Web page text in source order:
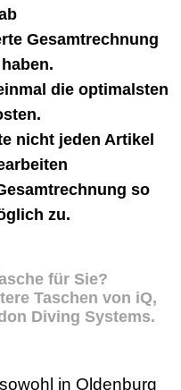
Gesamtrechnung
die optimalsten
nicht jeden Artikel
so
zu.
für Sie?
Taschen von iQ,
Diving Systems.
in Oldenburg